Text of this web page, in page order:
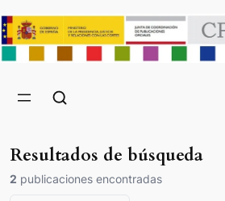
Resultados de búsqueda
2 publicaciones encontradas